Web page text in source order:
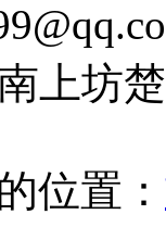
上坊
位置：